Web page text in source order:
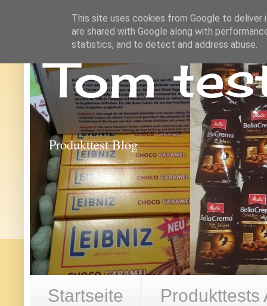
Tom
Produkttest Blog
Startseite Produkttests
This site uses cookies from Google to deliver
are shared with Google along with
statistics, and to detect and address abuse.